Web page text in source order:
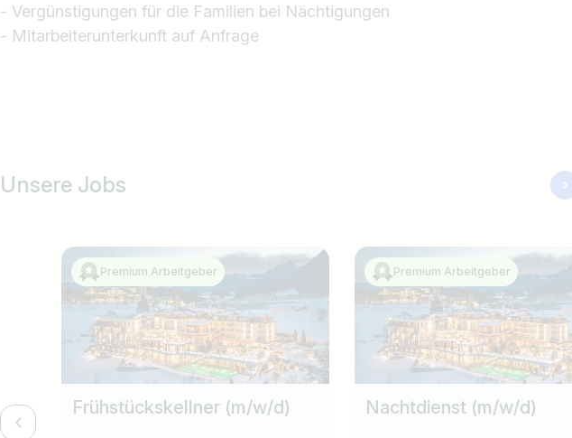
- Vergünstigungen für die Familien bei Nächtigungen
- Mitarbeiterunterkunft auf Anfrage
Unsere Jobs
Premium Arbeitgeber
Frühstückskellner (m/w/d)
Premium Arbeitgeber
Nachtdienst (m/w/d)